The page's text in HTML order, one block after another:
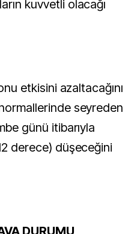
kuvvetli olacağı
etkisini azaltacağını
seyreden
günü itibarıyla
derece) düşeceğini
DURUMU